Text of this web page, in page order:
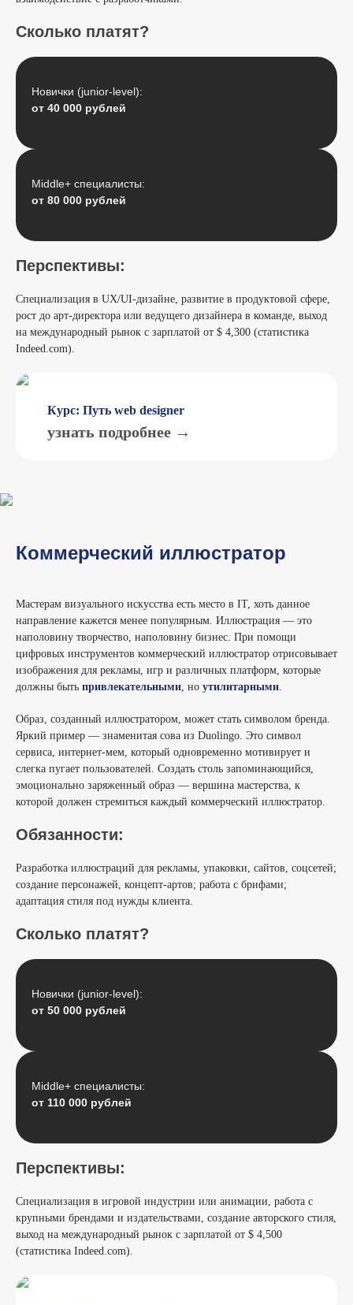
Сколько платят?
Новички (junior-level):
от 40 000 рублей
Middle+ специалисты:
от 80 000 рублей
Перспективы:
Специализация в UX/UI-дизайне, развитие в продуктовой сфере,
рост до арт-директора или ведущего дизайнера в команде, выход
на международный рынок с зарплатой от $ 4,300 (статистика
Indeed.com).
Курс: Путь web designer
узнать подробнее →
Коммерческий иллюстратор
Мастерам визуального искусства есть место в IT, хоть данное
направление кажется менее популярным. Иллюстрация — это
наполовину творчество, наполовину бизнес. При помощи
цифровых инструментов коммерческий иллюстратор отрисовывает
изображения для рекламы, игр и различных платформ, которые
должны быть привлекательными, но утилитарными.
Образ, созданный иллюстратором, может стать символом бренда.
Яркий пример — знаменитая сова из Duolingo. Это символ
сервиса, интернет-мем, который одновременно мотивирует и
слегка пугает пользователей. Создать столь запоминающийся,
эмоционально заряженный образ — вершина мастерства, к
которой должен стремиться каждый коммерческий иллюстратор.
Обязанности:
Разработка иллюстраций для рекламы, упаковки, сайтов, соцсетей;
создание персонажей, концепт-артов; работа с брифами;
адаптация стиля под нужды клиента.
Сколько платят?
Новички (junior-level):
от 50 000 рублей
Middle+ специалисты:
от 110 000 рублей
Перспективы:
Специализация в игровой индустрии или анимации, работа с
крупными брендами и издательствами, создание авторского стиля,
выход на международный рынок с зарплатой от $ 4,500
(статистика Indeed.com).